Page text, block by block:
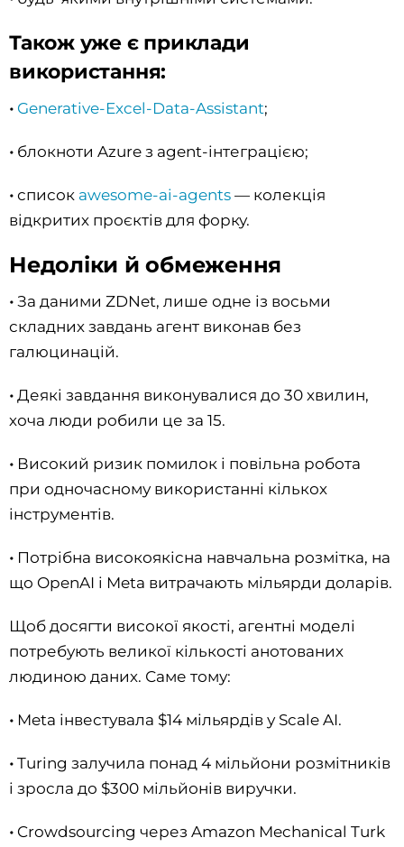
Також уже є приклади
використання:
• Generative-Excel-Data-Assistant;
• блокноти Azure з agent-інтеграцією;
• список awesome-ai-agents — колекція
відкритих проєктів для форку.
Недоліки й обмеження
• За даними ZDNet, лише одне із восьми
складних завдань агент виконав без
галюцинацій.
• Деякі завдання виконувалися до 30 хвилин,
хоча люди робили це за 15.
• Високий ризик помилок і повільна робота
при одночасному використанні кількох
інструментів.
• Потрібна високоякісна навчальна розмітка, на
що OpenAI і Meta витрачають мільярди доларів.
Щоб досягти високої якості, агентні моделі
потребують великої кількості анотованих
людиною даних. Саме тому:
• Meta інвестувала $14 мільярдів у Scale AI.
• Turing залучила понад 4 мільйони розмітників
і зросла до $300 мільйонів виручки.
• Crowdsourcing через Amazon Mechanical Turk